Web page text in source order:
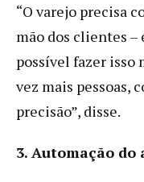
“O varejo precisa
mão dos clientes
possível fazer isso
vez mais pessoas,
precisão”, disse.
3. Automação